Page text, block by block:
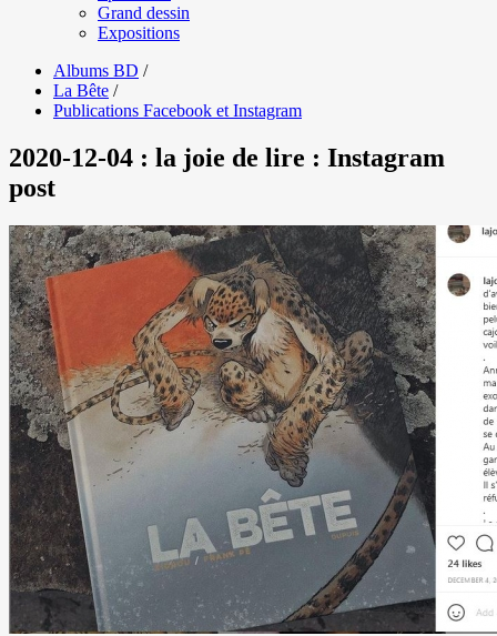
Grand dessin
Expositions
Albums BD /
La Bête /
Publications Facebook et Instagram
2020-12-04 : la joie de lire : Instagram
post